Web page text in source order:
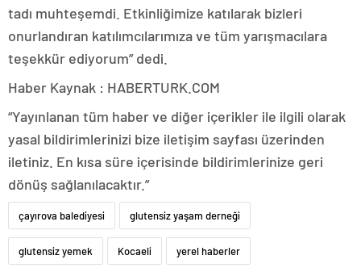
tadı muhteşemdi. Etkinliğimize katılarak bizleri
onurlandıran katılımcılarımıza ve tüm yarışmacılara
teşekkür ediyorum” dedi.
Haber Kaynak : HABERTURK.COM
“Yayınlanan tüm haber ve diğer içerikler ile ilgili olarak
yasal bildirimlerinizi bize iletişim sayfası üzerinden
iletiniz. En kısa süre içerisinde bildirimlerinize geri
dönüş sağlanılacaktır.”
çayırova balediyesi glutensiz yaşam derneği
glutensiz yemek Kocaeli yerel haberler